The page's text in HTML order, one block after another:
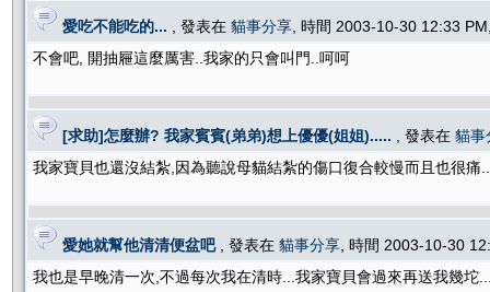
愛吃不能吃的... , 發表在 貓事分享 , 時間 2003-10-30 12:33
不會吧, 開抽屜這麼厲害..我家的只會叫門..呵呵
[求助]怎麼辦? 我家賓賓(弟弟)想上優優(姐姐)..... , 發表在 貓事
我家寶貝也還沒結紮,因為聽說母貓結紮的傷口復合較慢而且也很
愛她就幫他清清便盆吧 , 發表在 貓事分享 , 時間 2003-10-30
我也是早晚清一次,不過每次我在清時...我家寶貝會過來再送我幾坨